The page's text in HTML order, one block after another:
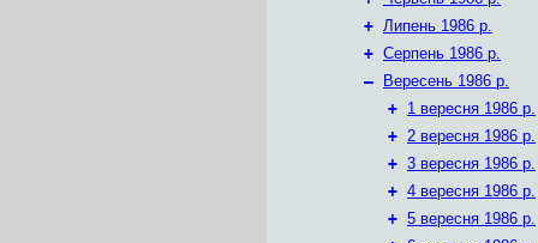
+ Липень 1986 р.
+ Серпень 1986 р.
–
Вересень 1986 р.
+ 1 вересня 1986 р.
+ 2 вересня 1986 р.
+ 3 вересня 1986 р.
+ 4 вересня 1986 р.
+ 5 вересня 1986 р.